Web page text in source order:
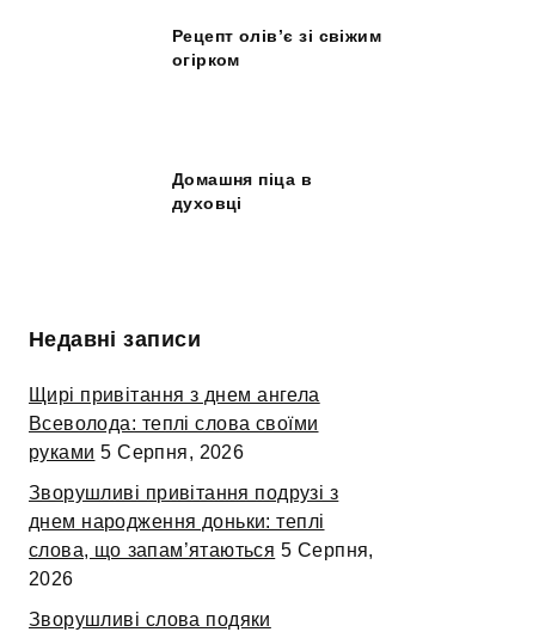
Рецепт олів’є зі свіжим
огірком
Домашня піца в
духовці
Недавні записи
Щирі привітання з днем ангела
Всеволода: теплі слова своїми
руками 5 Серпня, 2026
Зворушливі привітання подрузі з
днем народження доньки: теплі
слова, що запам’ятаються 5 Серпня,
2026
Зворушливі слова подяки